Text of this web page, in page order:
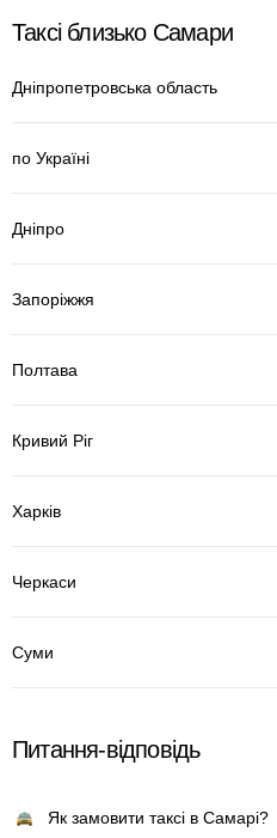
Таксі близько Самари
Дніпропетровська область
по Україні
Дніпро
Запоріжжя
Полтава
Кривий Ріг
Харків
Черкаси
Суми
Питання-відповідь
Як замовити таксі в Самарі?